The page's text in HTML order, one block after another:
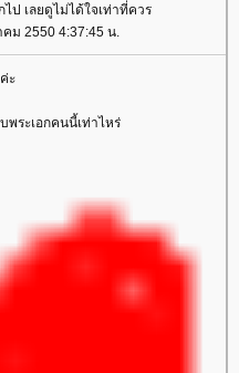
ป เลยดูไม่ได้ใจเท่าที่ควร
ม 2550 4:37:45 น.
ะ
ระเอกคนนี้เท่าไหร่